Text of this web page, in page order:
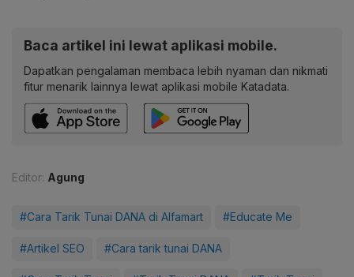
Baca artikel ini lewat aplikasi mobile.
Dapatkan pengalaman membaca lebih nyaman dan nikmati
fitur menarik lainnya lewat aplikasi mobile Katadata.
Editor: Agung
#Cara Tarik Tunai DANA di Alfamart #Educate Me
#Artikel SEO #Cara tarik tunai DANA